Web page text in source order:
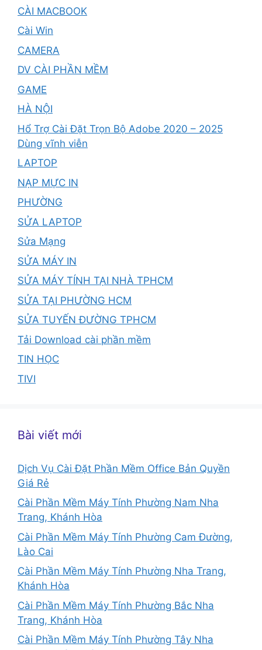
CÀI MACBOOK
Cài Win
CAMERA
DV CÀI PHẦN MỀM
GAME
HÀ NỘI
Hổ Trợ Cài Đặt Trọn Bộ Adobe 2020 – 2025
Dùng vĩnh viễn
LAPTOP
NẠP MỰC IN
PHƯỜNG
SỬA LAPTOP
Sửa Mạng
SỬA MÁY IN
SỬA MÁY TÍNH TẠI NHÀ TPHCM
SỬA TẠI PHƯỜNG HCM
SỬA TUYẾN ĐƯỜNG TPHCM
Tải Download cài phần mềm
TIN HỌC
TIVI
Bài viết mới
Dịch Vụ Cài Đặt Phần Mềm Office Bản Quyền
Giá Rẻ
Cài Phần Mềm Máy Tính Phường Nam Nha
Trang, Khánh Hòa
Cài Phần Mềm Máy Tính Phường Cam Đường,
Lào Cai
Cài Phần Mềm Máy Tính Phường Nha Trang,
Khánh Hòa
Cài Phần Mềm Máy Tính Phường Bắc Nha
Trang, Khánh Hòa
Cài Phần Mềm Máy Tính Phường Tây Nha